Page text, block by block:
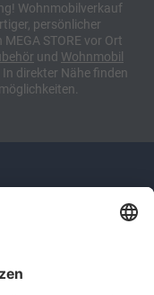
Wohnmobilverkauf
persönlicher
STORE vor Ort
und Wohnmobil
direkter Nähe finden
und
Online-